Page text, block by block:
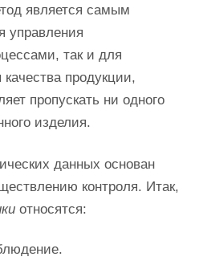
является самым
управления
так и для
качества продукции,
пропускать ни одного
изделия.
данных основан
контроля. Итак,
относятся: